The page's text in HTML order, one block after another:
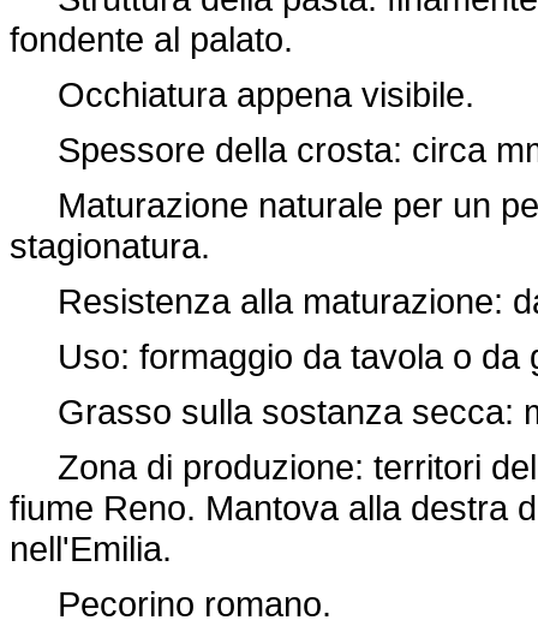
fondente al palato.
Occhiatura appena visibile.
Spessore della crosta: circa
Maturazione naturale per un
stagionatura.
Resistenza alla maturazione:
Uso: formaggio da tavola o da
Grasso sulla sostanza secca:
Zona di produzione: territori
fiume Reno. Mantova alla destra
nell'Emilia.
Pecorino romano.